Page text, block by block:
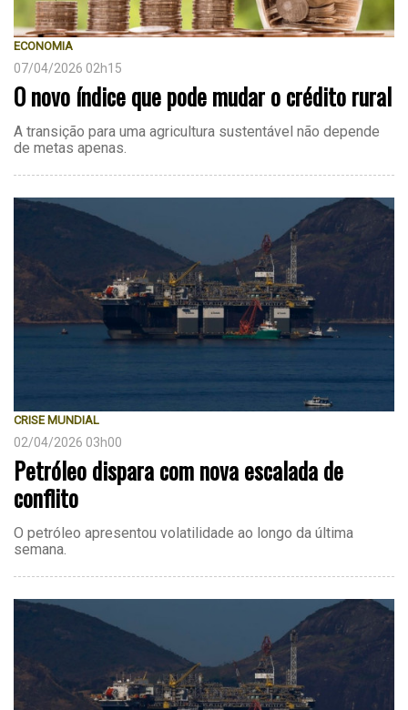
ECONOMIA
07/04/2026 02h15
O novo índice que pode mudar o crédito rural
A transição para uma agricultura sustentável não depende
de metas apenas.
CRISE MUNDIAL
02/04/2026 03h00
Petróleo dispara com nova escalada de
conflito
O petróleo apresentou volatilidade ao longo da última
semana.